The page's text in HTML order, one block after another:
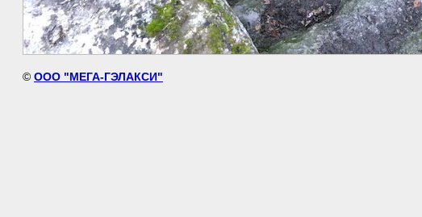
© ООО "МЕГА-ГЭЛАКСИ"